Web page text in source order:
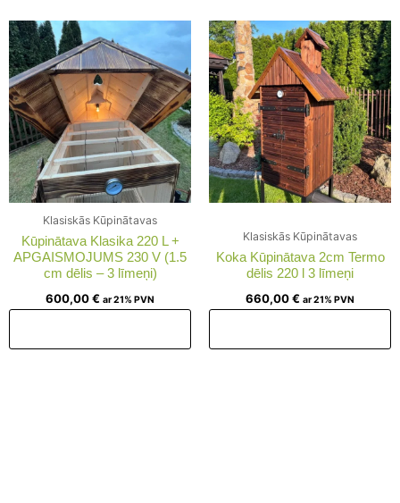
Klasiskās Kūpinātavas
Kūpinātava Klasika 220 L +
APGAISMOJUMS 230 V (1.5
cm dēlis – 3 līmeņi)
600,00€ ar 21% PVN
Klasiskās Kūpinātavas
Koka Kūpinātava 2cm Termo
dēlis 220 l 3 līmeņi
660,00€ ar 21% PVN